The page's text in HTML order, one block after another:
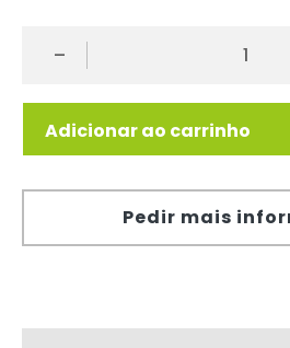
-
Adicionar ao carrinho
Pedir mais